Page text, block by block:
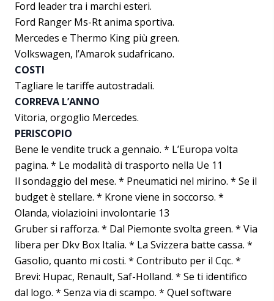
Ford leader tra i marchi esteri.
Ford Ranger Ms-Rt anima sportiva.
Mercedes e Thermo King più green.
Volkswagen, l’Amarok sudafricano.
COSTI
Tagliare le tariffe autostradali.
CORREVA L’ANNO
Vitoria, orgoglio Mercedes.
PERISCOPIO
Bene le vendite truck a gennaio. * L’Europa volta
pagina. * Le modalità di trasporto nella Ue 11
Il sondaggio del mese. * Pneumatici nel mirino. * Se il
budget è stellare. * Krone viene in soccorso. *
Olanda, violazioini involontarie 13
Gruber si rafforza. * Dal Piemonte svolta green. * Via
libera per Dkv Box Italia. * La Svizzera batte cassa. *
Gasolio, quanto mi costi. * Contributo per il Cqc. *
Brevi: Hupac, Renault, Saf-Holland. * Se ti identifico
dal logo. * Senza via di scampo. * Quel software